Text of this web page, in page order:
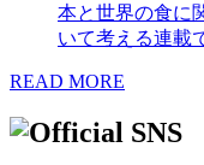
本と世界の食に
いて考える連載
READ MORE